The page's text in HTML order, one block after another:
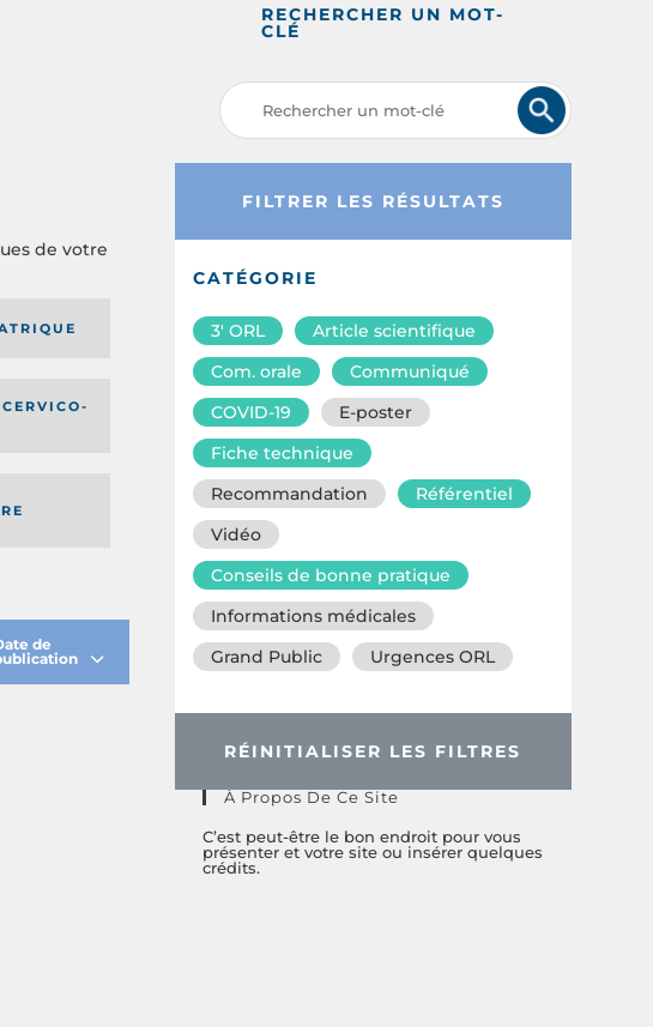
de votre
de
RECHERCHER UN MOT-
CLÉ
FILTRER LES RÉSULTATS
CATÉGORIE
3′ ORL
Article scientifique
Com. orale
Communiqué
COVID-19
E-poster
Fiche technique
Recommandation
Référentiel
Vidéo
Conseils de bonne pratique
Informations médicales
Grand Public
Urgences ORL
RÉINITIALISER LES FILTRES
À Propos De Ce Site
C’est peut-être le bon endroit pour vous
présenter et votre site ou insérer quelques
crédits.